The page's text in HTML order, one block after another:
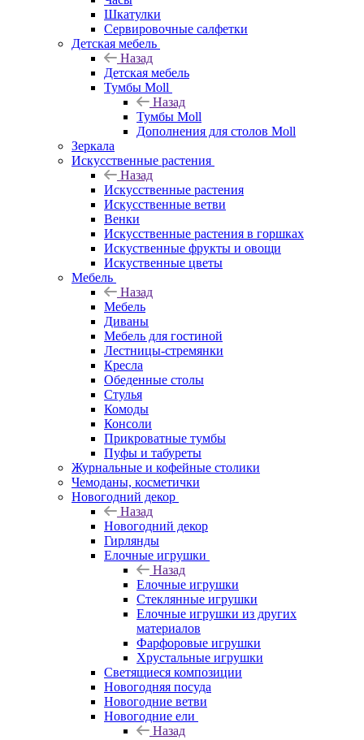
Шкатулки
Сервировочные салфетки
Детская мебель
Назад
Детская мебель
Тумбы Moll
Назад
Тумбы Moll
Дополнения для столов Moll
Зеркала
Искусственные растения
Назад
Искусственные растения
Искусственные ветви
Венки
Искусственные растения в горшках
Искуственные фрукты и овощи
Искуственные цветы
Мебель
Назад
Мебель
Диваны
Мебель для гостиной
Лестницы-стремянки
Кресла
Обеденные столы
Стулья
Комоды
Консоли
Прикроватные тумбы
Пуфы и табуреты
Журнальные и кофейные столики
Чемоданы, косметички
Новогодний декор
Назад
Новогодний декор
Гирлянды
Елочные игрушки
Назад
Елочные игрушки
Стеклянные игрушки
Елочные игрушки из других
материалов
Фарфоровые игрушки
Хрустальные игрушки
Светящиеся композиции
Новогодняя посуда
Новогодние ветви
Новогодние ели
Назад